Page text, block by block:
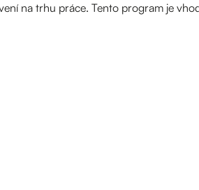
na trhu práce. Tento program je